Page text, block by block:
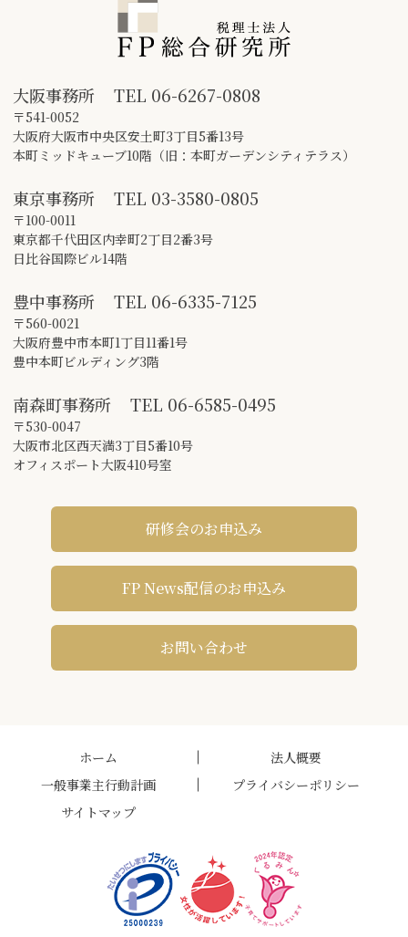
大阪事務所 TEL 06-6267-0808
〒541-0052
大阪府大阪市中央区安土町3丁目5番13号
本町ミッドキューブ10階（旧：本町ガーデンシティテラス）
東京事務所 TEL 03-3580-0805
〒100-0011
東京都千代田区内幸町2丁目2番3号
日比谷国際ビル14階
豊中事務所 TEL 06-6335-7125
〒560-0021
大阪府豊中市本町1丁目11番1号
豊中本町ビルディング3階
南森町事務所 TEL 06-6585-0495
〒530-0047
大阪市北区西天満3丁目5番10号
オフィスポート大阪410号室
研修会のお申込み
FP News配信のお申込み
お問い合わせ
ホーム
法人概要
一般事業主行動計画
プライバシーポリシー
サイトマップ